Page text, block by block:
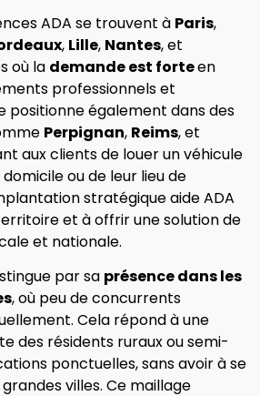
ADA se trouvent à Paris,
, Lille, Nantes, et
où la demande est forteen
professionnels et
positionne également dans des
Perpignan, Reims, et
aux clients de louer un véhicule
ou de leur lieu de
stratégique aide ADA
et à offrir une solution de
et nationale.
par sa présence dans les
, où peu de concurrents
Cela répond à une
des résidents ruraux ou semi-
ponctuelles, sans avoir à se
villes. Ce maillage